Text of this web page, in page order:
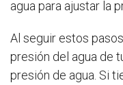
agua para ajustar la
Al seguir estos
presión del agua de
presión de agua. Si